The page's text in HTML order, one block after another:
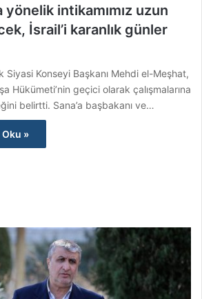
yönelik intikamımız uzun
İsrail’i karanlık günler
Siyasi Konseyi Başkanı Mehdi el-Meşhat,
Hükümeti’nin geçici olarak çalışmalarına
belirtti. Sana’a başbakanı ve…
Oku »